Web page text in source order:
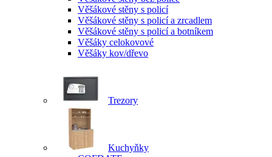
Věšákové stěny s policí
Věšákové stěny s policí a zrcadlem
Věšákové stěny s policí a botníkem
Věšáky celokovové
Věšáky kov/dřevo
Trezory
Kuchyňky